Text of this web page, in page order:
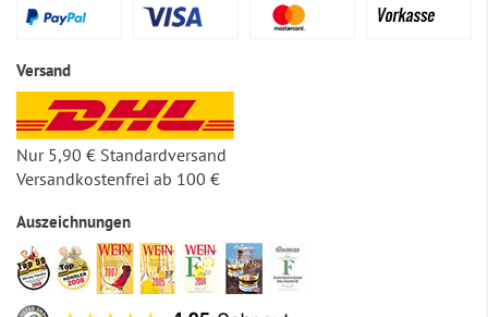
Versand
Nur 5,90 € Standardversand
Versandkostenfrei ab 100 €
Auszeichnungen